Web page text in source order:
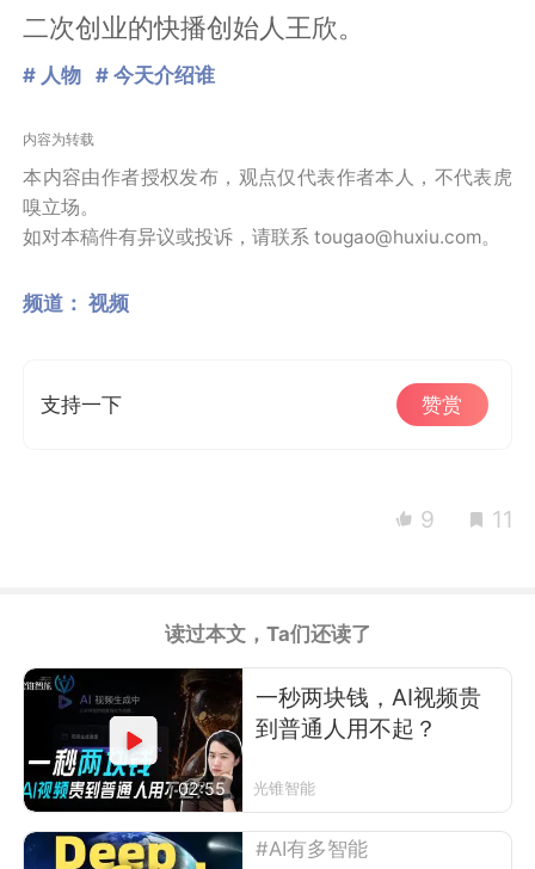
二次创业的快播创始人王欣。
# 人物 # 今天介绍谁
内容为转载
本内容由作者授权发布，观点仅代表作者本人，不代表虎
嗅立场。
如对本稿件有异议或投诉，请联系 tougao@huxiu.com。
频道： 视频
支持一下 赞赏
9 11
读过本文，Ta们还读了
02:55
一秒两块钱，AI视频贵
到普通人用不起？
光锥智能
#AI有多智能